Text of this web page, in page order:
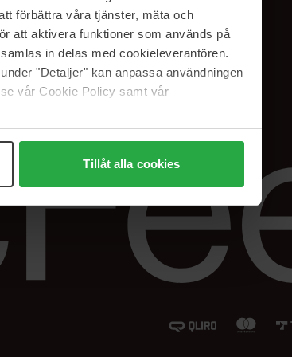
förbättra våra tjänster, mäta och
att aktivera funktioner som används på
in delas med cookieleverantören.
"Detaljer" kan anpassa användningen
vår Cookie Policy samt vår
Tillåt alla cookies
Facebook
LinkedIn